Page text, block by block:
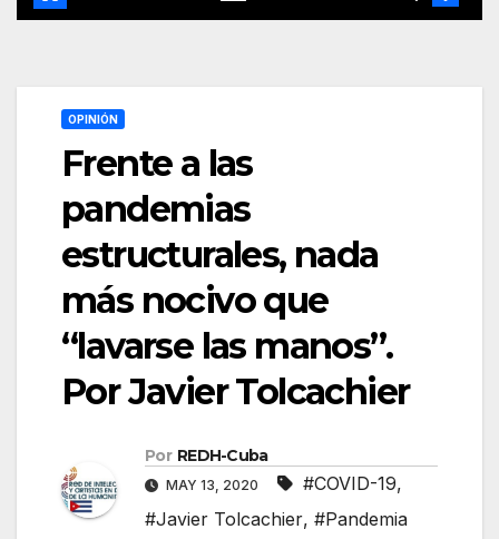
OPINIÓN
Frente a las
pandemias
estructurales, nada
más nocivo que
“lavarse las manos”.
Por Javier Tolcachier
Por REDH-Cuba
MAY 13, 2020 #COVID-19,
#Javier Tolcachier, #Pandemia